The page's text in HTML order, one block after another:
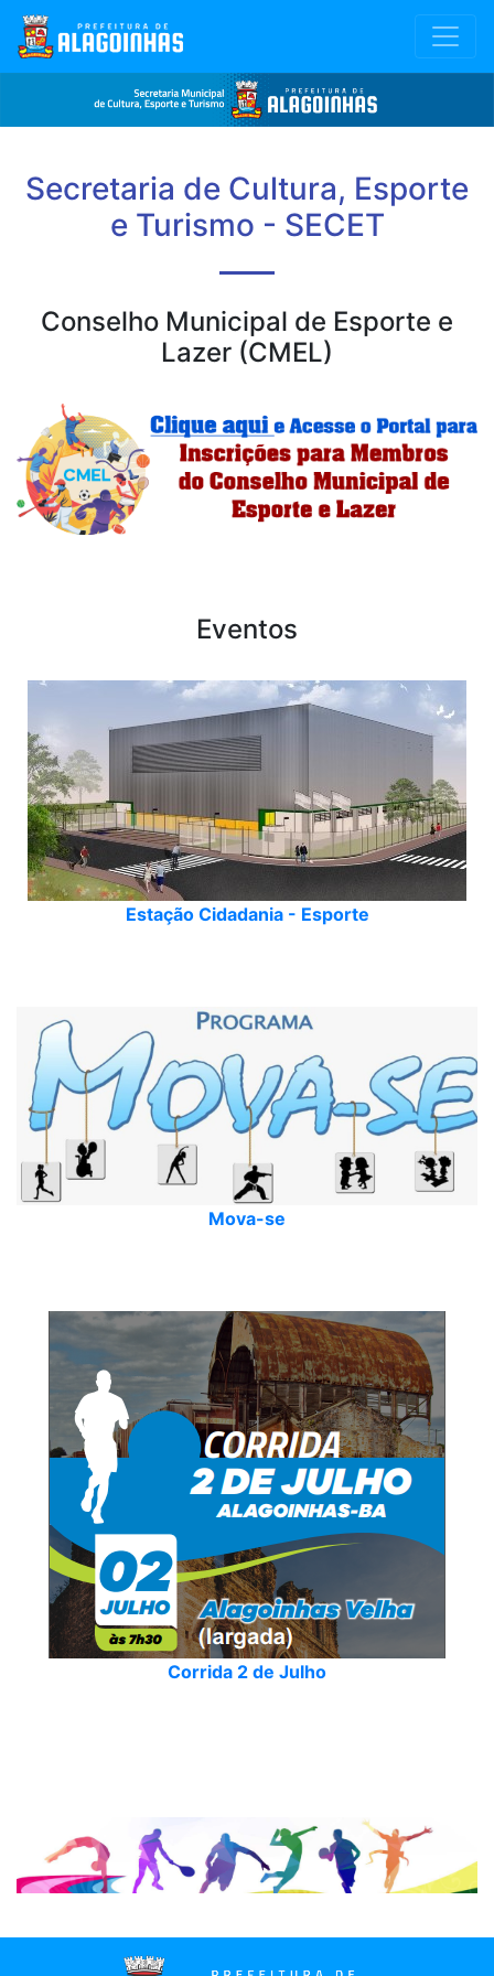
Secretaria de Cultura, Esporte
e Turismo - SECET
Conselho Municipal de Esporte e
Lazer (CMEL)
Eventos
Estação Cidadania - Esporte
Mova-se
Corrida 2 de Julho